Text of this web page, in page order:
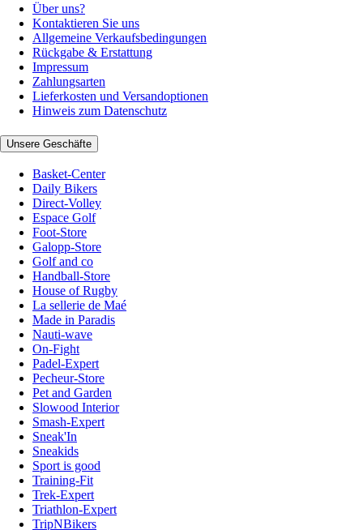
Über uns?
Kontaktieren Sie uns
Allgemeine Verkaufsbedingungen
Rückgabe & Erstattung
Impressum
Zahlungsarten
Lieferkosten und Versandoptionen
Hinweis zum Datenschutz
Unsere Geschäfte
Basket-Center
Daily Bikers
Direct-Volley
Espace Golf
Foot-Store
Galopp-Store
Golf and co
Handball-Store
House of Rugby
La sellerie de Maé
Made in Paradis
Nauti-wave
On-Fight
Padel-Expert
Pecheur-Store
Pet and Garden
Slowood Interior
Smash-Expert
Sneak'In
Sneakids
Sport is good
Training-Fit
Trek-Expert
Triathlon-Expert
TripNBikers